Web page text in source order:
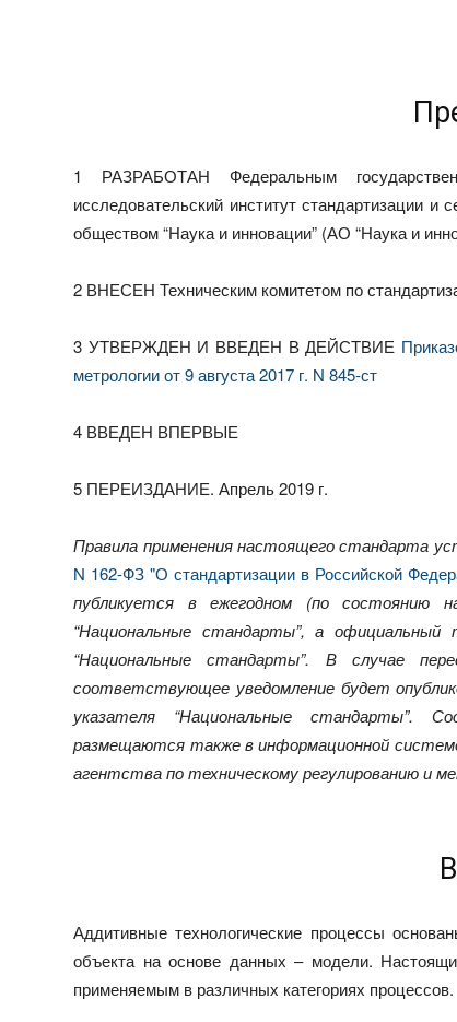
1 РАЗРАБОТАН Федеральным
исследовательский институт
обществом “Наука и инновации” (АО “Наука и
2 ВНЕСЕН Техническим комитетом по
3 УТВЕРЖДЕН И ВВЕДЕН В ДЕЙСТВИЕ
метрологии от 9 августа 2017 г. N 845-ст
4 ВВЕДЕН ВПЕРВЫЕ
5 ПЕРЕИЗДАНИЕ. Апрель 2019 г.
Правила применения настоящего стандарта
N 162-ФЗ "О стандартизации в Российской
публикуется в ежегодном (по состоянию
“Национальные стандарты”, а
“Национальные стандарты”. В случае
соответствующее уведомление будет
указателя “Национальные стандарты”.
размещаются также в информационной
агентства по техническому регулированию и
Аддитивные технологические процессы
объекта на основе данных – модели.
применяемым в различных категориях процессов.